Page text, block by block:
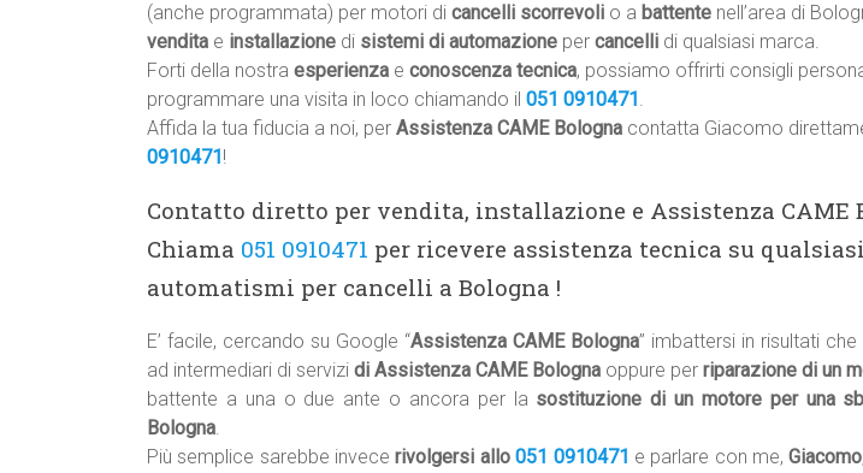
(anche programmata) per motori di cancelli scorrevoli o a battente nell’area di
vendita e installazione di sistemi di automazione per cancelli di qualsiasi marca.
Forti della nostra esperienza e conoscenza tecnica, possiamo offrirti consigli
programmare una visita in loco chiamando il 051 0910471 .
Affida la tua fiducia a noi, per Assistenza CAME Bologna contatta Giacomo
0910471 !
Contatto diretto per vendita, installazione e Assistenza CAME
Chiama 051 0910471 per ricevere assistenza tecnica su
automatismi per cancelli a Bologna !
E’ facile, cercando su Google “Assistenza CAME Bologna” imbattersi in risultati
ad intermediari di servizi di Assistenza CAME Bologna oppure per riparazione di un
battente a una o due ante o ancora per la sostituzione di un motore per una
Bologna.
Più semplice sarebbe invecerivolgersi allo051 0910471 e parlare con me,Giacomo